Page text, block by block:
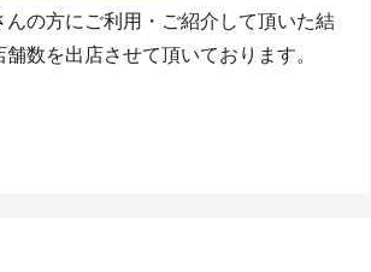
んの方にご利用・ご紹介して頂いた結
数を出店させて頂いております。